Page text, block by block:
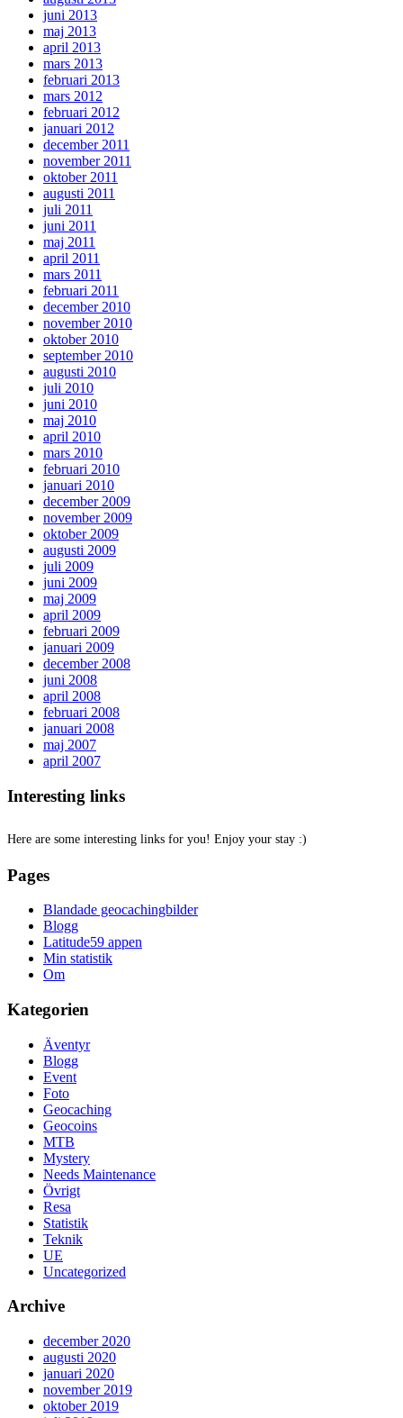
juni 2013
maj 2013
april 2013
mars 2013
februari 2013
mars 2012
februari 2012
januari 2012
december 2011
november 2011
oktober 2011
augusti 2011
juli 2011
juni 2011
maj 2011
april 2011
mars 2011
februari 2011
december 2010
november 2010
oktober 2010
september 2010
augusti 2010
juli 2010
juni 2010
maj 2010
april 2010
mars 2010
februari 2010
januari 2010
december 2009
november 2009
oktober 2009
augusti 2009
juli 2009
juni 2009
maj 2009
april 2009
februari 2009
januari 2009
december 2008
juni 2008
april 2008
februari 2008
januari 2008
maj 2007
april 2007
Interesting links
Here are some interesting links for you! Enjoy your stay :)
Pages
Blandade geocachingbilder
Blogg
Latitude59 appen
Min statistik
Om
Kategorien
Äventyr
Blogg
Event
Foto
Geocaching
Geocoins
MTB
Mystery
Needs Maintenance
Övrigt
Resa
Statistik
Teknik
UE
Uncategorized
Archive
december 2020
augusti 2020
januari 2020
november 2019
oktober 2019